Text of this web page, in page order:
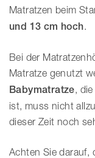
Matratzen beim
und 13 cm hoch.
Bei der
Matratze genutzt
Babymatratze,
ist, muss nicht
dieser Zeit noch
Achten Sie darauf,